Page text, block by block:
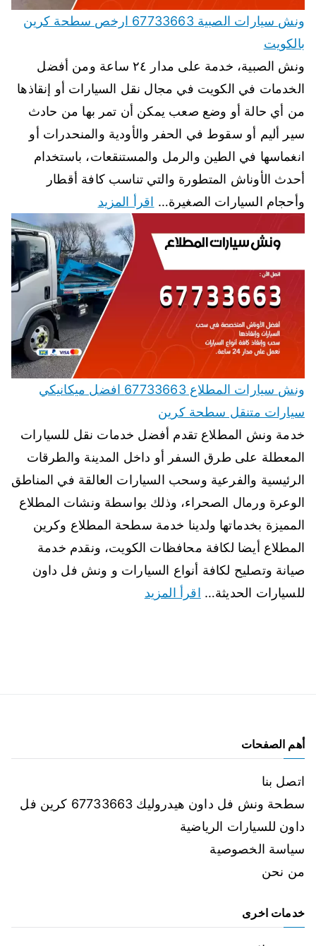
ونش سيارات الصبية 67733663 ارخص سطحة كرين
بالكويت
ونش الصبية، خدمة على مدار ٢٤ ساعة ومن أفضل
الخدمات في الكويت في مجال نقل السيارات أو إنقاذها
من أي حالة أو وضع صعب يمكن أن تمر بها من حادث
سير أليم أو سقوط في الحفر والأودية والمنحدرات أو
انغماسها في الطين والرمل والمستنقعات، باستخدام
أحدث الأوناش المتطورة والتي تناسب كافة أقطار
وأحجام السيارات الصغيرة… اقرأ المزيد
ونش سيارات المطلاع 67733663 افضل ميكانيكي
سيارات متنقل سطحة كرين
خدمة ونش المطلاع تقدم أفضل خدمات نقل للسيارات
المعطلة على طرق السفر أو داخل المدينة والطرقات
الرئيسية والفرعية وسحب السيارات العالقة في المناطق
الوعرة ورمال الصحراء، وذلك بواسطة ونشات المطلاع
المميزة بخدماتها ولدينا خدمة سطحة المطلاع وكرين
المطلاع أيضا لكافة محافظات الكويت، ونقدم خدمة
صيانة وتصليح لكافة أنواع السيارات و ونش فل داون
للسيارات الحديثة… اقرأ المزيد
أهم الصفحات
اتصل بنا
سطحة ونش فل داون هيدروليك 67733663 كرين فل
داون للسيارات الرياضية
سياسة الخصوصية
من نحن
خدمات اخرى